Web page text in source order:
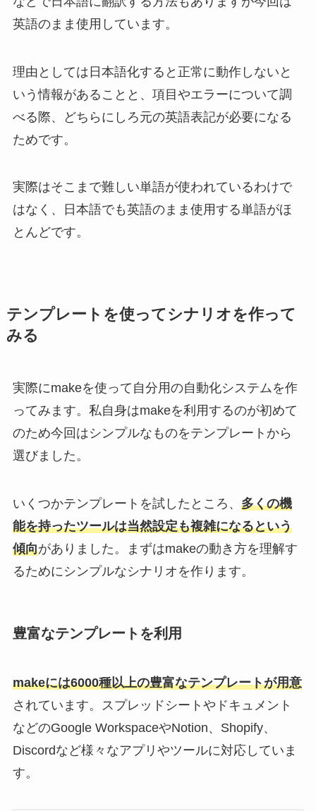
英語のまま使用しています。
理由としては日本語化すると正常に動作しないと
いう情報があることと、項目やエラーについて調
べる際、どちらにしろ元の英語表記が必要になる
ためです。
実際はそこまで難しい単語が使われているわけで
はなく、日本語でも英語のまま使用する単語がほ
とんどです。
テンプレートを使ってシナリオを作って
みる
実際にmakeを使って自分用の自動化システムを作
ってみます。私自身はmakeを利用するのが初めて
のため今回はシンプルなものをテンプレートから
選びました。
いくつかテンプレートを試したところ、 多くの機
能を持ったツールは当然設定も複雑になるという
傾向がありました。まずはmakeの動き方を理解す
るためにシンプルなシナリオを作ります。
豊富なテンプレートを利用
makeには6000種以上の豊富なテンプレートが用意
されています。スプレッドシートやドキュメント
などのGoogle WorkspaceやNotion、Shopify、
Discordなど様々なアプリやツールに対応していま
す。